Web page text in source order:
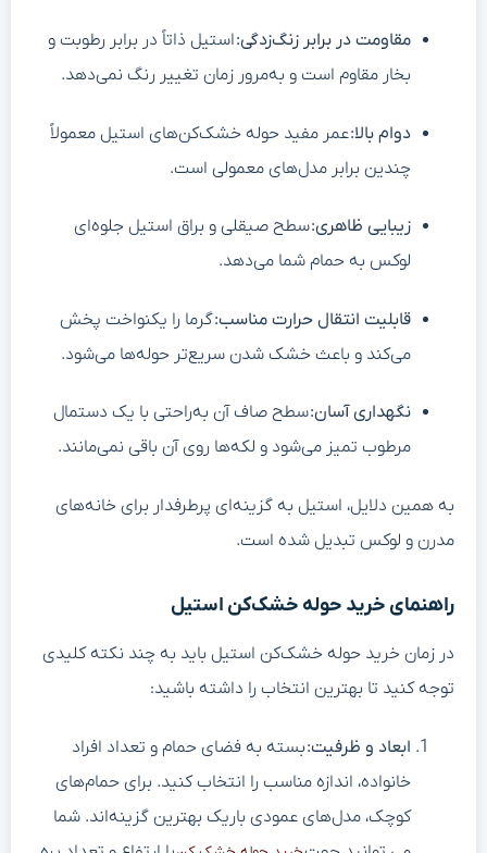
مقاومت در برابر زنگ‌زدگی:استیل ذاتاً در برابر رطوبت و
بخار مقاوم است و به‌مرور زمان تغییر رنگ نمی‌دهد.
دوام بالا:عمر مفید حوله خشک‌کن‌های استیل معمولاً
چندین برابر مدل‌های معمولی است.
زیبایی ظاهری:سطح صیقلی و براق استیل جلوه‌ای
لوکس به حمام شما می‌دهد.
قابلیت انتقال حرارت مناسب:گرما را یکنواخت پخش
می‌کند و باعث خشک شدن سریع‌تر حوله‌ها می‌شود.
نگهداری آسان:سطح صاف آن به‌راحتی با یک دستمال
مرطوب تمیز می‌شود و لکه‌ها روی آن باقی نمی‌مانند.
به همین دلایل، استیل به گزینه‌ای پرطرفدار برای خانه‌های
مدرن و لوکس تبدیل شده است.
راهنمای خرید حوله خشک‌کن استیل
در زمان خرید حوله خشک‌کن استیل باید به چند نکته کلیدی
توجه کنید تا بهترین انتخاب را داشته باشید:
ابعاد و ظرفیت:بسته به فضای حمام و تعداد افراد
خانواده، اندازه مناسب را انتخاب کنید. برای حمام‌های
کوچک، مدل‌های عمودی باریک بهترین گزینه‌اند. شما